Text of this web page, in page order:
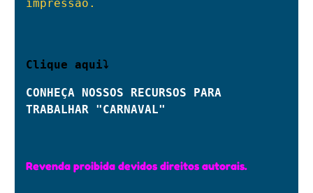
impressão.
Clique aqui⤵
CONHEÇA NOSSOS RECURSOS PARA
TRABALHAR "CARNAVAL"
Revenda proibida devidos direitos autorais.